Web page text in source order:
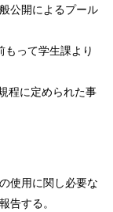
公開によるプール
って学生課より
程に定められた事
使用に関し必要な
告する。